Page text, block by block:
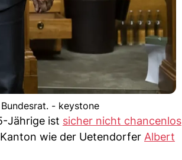
- keystone
Jährige ist sicher nicht chancenlos
wie der Uetendorfer Albert